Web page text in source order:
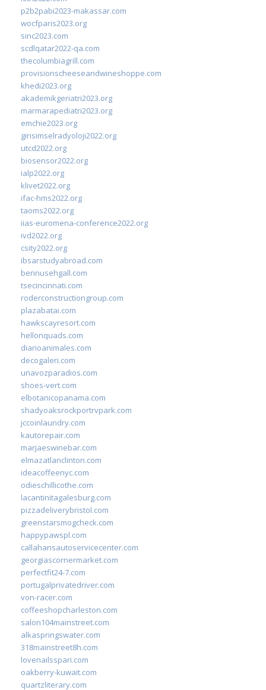
p2b2pabi2023-makassar.com
wocfparis2023.org
sinc2023.com
scdlqatar2022-qa.com
thecolumbiagrill.com
provisionscheeseandwineshoppe.com
khedi2023.org
akademikgeriatri2023.org
marmarapediatri2023.org
emchie2023.org
girisimselradyoloji2022.org
utcd2022.org
biosensor2022.org
ialp2022.org
klivet2022.org
ifac-hms2022.org
taoms2022.org
iias-euromena-conference2022.org
ivd2022.org
csity2022.org
ibsarstudyabroad.com
bennusehgall.com
tsecincinnati.com
roderconstructiongroup.com
plazabatai.com
hawkscayresort.com
hellonquads.com
diarioanimales.com
decogaleri.com
unavozparadios.com
shoes-vert.com
elbotanicopanama.com
shadyoaksrockportrvpark.com
jccoinlaundry.com
kautorepair.com
marjaeswinebar.com
elmazatlanclinton.com
ideacoffeenyc.com
odieschillicothe.com
lacantinitagalesburg.com
pizzadeliverybristol.com
greenstarsmogcheck.com
happypawspl.com
callahansautoservicecenter.com
georgiascornermarket.com
perfectfit24-7.com
portugalprivatedriver.com
von-racer.com
coffeeshopcharleston.com
salon104mainstreet.com
alkaspringswater.com
318mainstreet8h.com
lovenailsspari.com
oakberry-kuwait.com
quartzliterary.com